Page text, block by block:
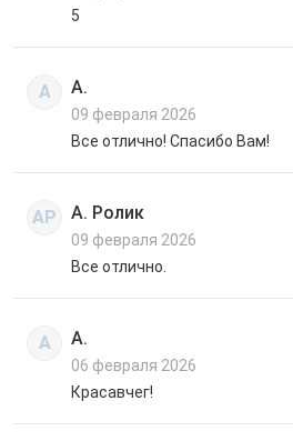
5
А А.
09 февраля 2026
Все отлично! Спасибо Вам!
АР А. Ролик
09 февраля 2026
Все отлично.
А А.
06 февраля 2026
Красавчег!